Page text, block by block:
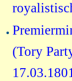
(Tory